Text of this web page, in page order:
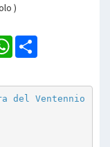
)
WhatsApp
del Ventennio